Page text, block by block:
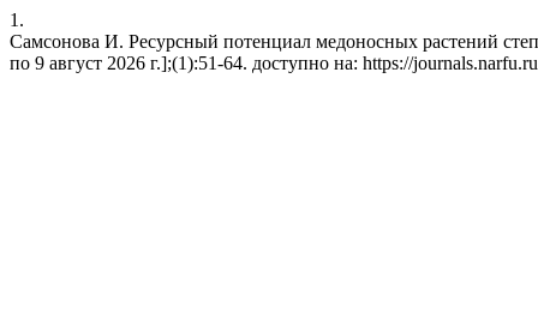
1.
Самсонова И. Ресурсный потенциал медоносных растений
по 9 август 2026 г.];(1):51-64. доступно на: https://